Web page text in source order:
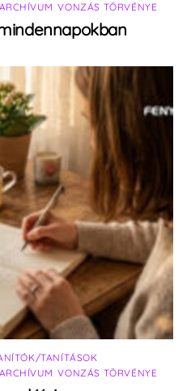
,VONZÁS TÖRVÉNYE
TANÍTÁSOK
,VONZÁS TÖRVÉNYE